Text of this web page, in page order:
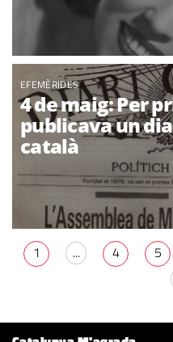
EFEMÈRIDES
4 de maig: Per
publicava un
català
1 ... 4 5